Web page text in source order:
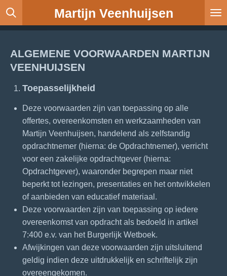
Ga
direct
de
Martijn Veenhuijsen
ALGEMENE VOORWAARDEN MARTIJN
VEENHUIJSEN
Toepasselijkheid
Deze voorwaarden zijn van toepassing op alle
offertes, overeenkomsten en werkzaamheden van
Martijn Veenhuijsen, handelend als zelfstandig
opdrachtnemer (hierna: de Opdrachtnemer), verricht
voor een zakelijke opdrachtgever (hierna:
Opdrachtgever), waaronder begrepen maar niet
beperkt tot lezingen, presentaties en het ontwikkelen
of aanbieden van educatief materiaal.
Deze voorwaarden zijn van toepassing op iedere
overeenkomst van opdracht als bedoeld in artikel
7:400 e.v. van het Burgerlijk Wetboek.
Afwijkingen van deze voorwaarden zijn uitsluitend
geldig indien deze uitdrukkelijk en schriftelijk zijn
overeengekomen.